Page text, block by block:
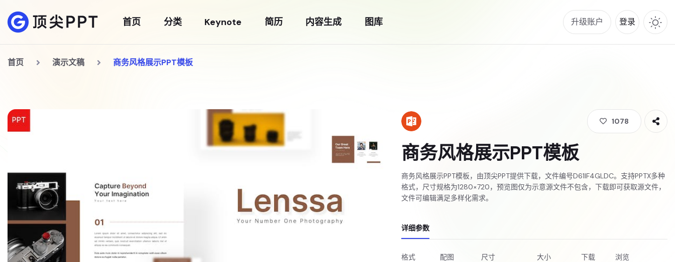
首页 分类 Keynote 简历 内容生成 图库 升级账户 登录
首页 演示文稿 商务风格展示PPT模板
1078
商务风格展示PPT模板
商务风格展示PPT模板，由顶尖PPT提供下载，文件编号D61IF4GLDC。支持PPTX多种
格式，尺寸规格为1280×720，预览图仅为示意源文件不包含，下载即可获取源文件，
文件可编辑满足多样化需求。
详细参数
格式
配图
尺寸
大小
下载
浏览